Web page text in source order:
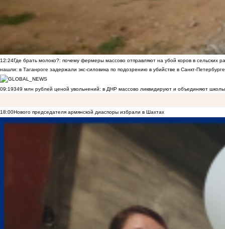
12:24Где брать молоко?: почему фермеры массово отправляют на убой коров в сельских
нашли: в Таганроге задержали экс-силовика по подозрению в убийстве в Санкт-Петербурге
09:19349 млн рублей ценой увольнений: в ДНР массово ликвидируют и объединяют
18:00Нового председателя армянской диаспоры избрали в Шахтах